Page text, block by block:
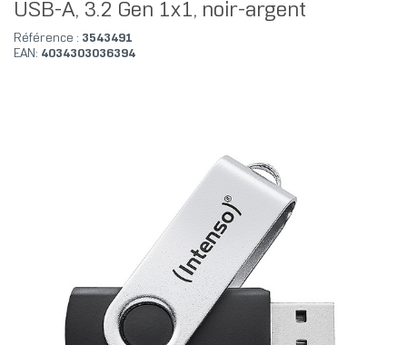
USB-A, 3.2 Gen 1x1, noir-argent
Référence : 3543491
EAN: 4034303036394